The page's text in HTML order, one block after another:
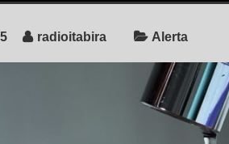
radioitabira Alerta